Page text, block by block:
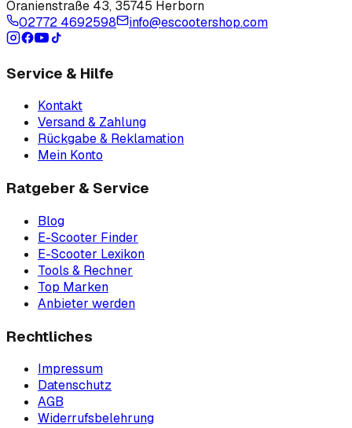
Oranienstraße 43, 35745 Herborn
02772 4692598
info@escootershop.com
Service & Hilfe
Kontakt
Versand & Zahlung
Rückgabe & Reklamation
Mein Konto
Ratgeber & Service
Blog
E-Scooter Finder
E-Scooter Lexikon
Tools & Rechner
Top Marken
Anbieter werden
Rechtliches
Impressum
Datenschutz
AGB
Widerrufsbelehrung